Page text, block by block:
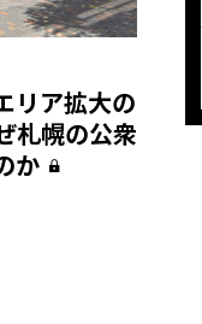
リア拡大の
札幌の公衆
か